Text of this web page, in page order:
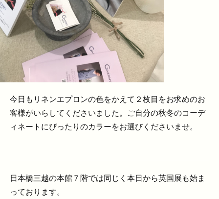
今日もリネンエプロンの色をかえて２枚目をお求めのお
客様がいらしてくださいました。ご自分の秋冬のコーデ
ィネートにぴったりのカラーをお選びくださいませ。
日本橋三越の本館７階では同じく本日から英国展も始ま
っております。